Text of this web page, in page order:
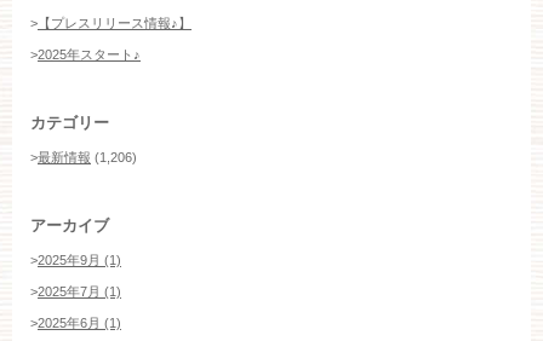
> 【プレスリリース情報♪】
>2025年スタート♪
カテゴリー
>最新情報 (1,206)
アーカイブ
>2025年9月 (1)
>2025年7月 (1)
>2025年6月 (1)